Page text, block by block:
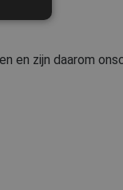
en zijn daarom